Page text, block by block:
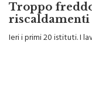
Troppo
riscaldamenti
Ieri i primi 20 istituti. I